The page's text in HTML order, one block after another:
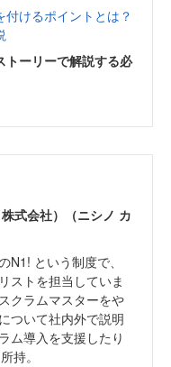
けるポイントとは？
トーリーで解説する必
式会社）（ニシノ カ
という制度で、
ストを担当していま
クラムマスターをや
ついて社内外で説明
ム導入を支援したり
持。